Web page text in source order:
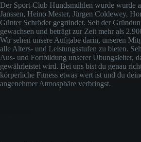
Der Sport-Club Hundsmühlen wurde wurde
Janssen, Heino Mester, Jürgen Coldewey,
Günter Schröder gegründet. Seit der
gewachsen und beträgt zur Zeit mehr als
Wir sehen unsere Aufgabe darin, unseren
alle Alters- und Leistungsstufen zu bieten.
Aus- und Fortbildung unserer Übungsleiter,
gewährleistet wird. Bei uns bist du genau
körperliche Fitness etwas wert ist und du
angenehmer Atmosphäre verbringst.